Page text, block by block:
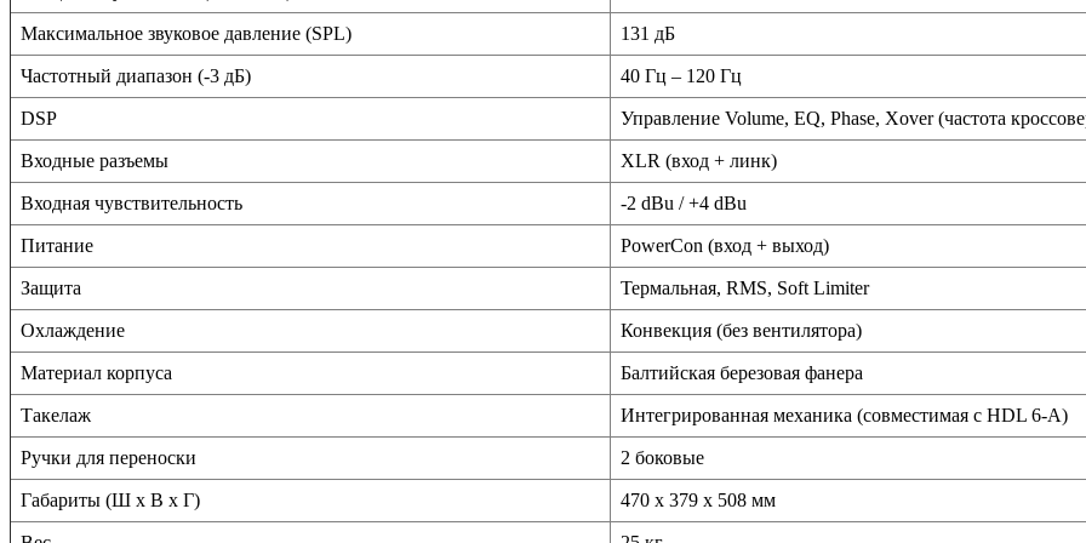
Максимальное звуковое давление (SPL) 131 дБ
Частотный диапазон (-3 дБ) 40 Гц – 120 Гц
DSP Управление Volume, EQ, Phase, Xover (частота
Входные разъемы XLR (вход + линк)
Входная чувствительность -2 dBu / +4 dBu
Питание PowerCon (вход + выход)
Защита Термальная, RMS, Soft Limiter
Охлаждение Конвекция (без вентилятора)
Материал корпуса Балтийская березовая фанера
Такелаж Интегрированная механика (совместимая с HDL 6-A)
Ручки для переноски 2 боковые
Габариты (Ш x В x Г) 470 x 379 x 508 мм